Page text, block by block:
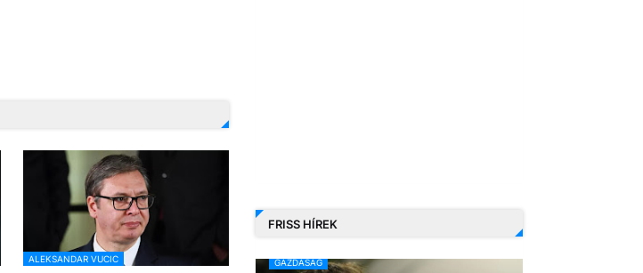
ALEKSANDAR VUCIC
FRISS HÍREK
GAZDASÁG